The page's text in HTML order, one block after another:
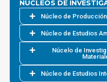
NÚCLEOS DE
Núcleo de
Núcleo de Estudios
Núcelo de
Núcleo de Estudios